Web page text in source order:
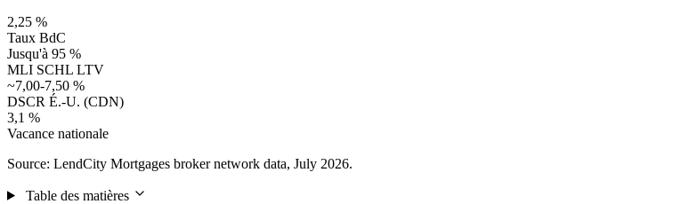
2,25 %
Taux BdC
Jusqu'à 95 %
MLI SCHL LTV
~7,00-7,50 %
DSCR É.-U. (CDN)
3,1 %
Vacance nationale
Source: LendCity Mortgages broker network data, July 2026.
Table des matières